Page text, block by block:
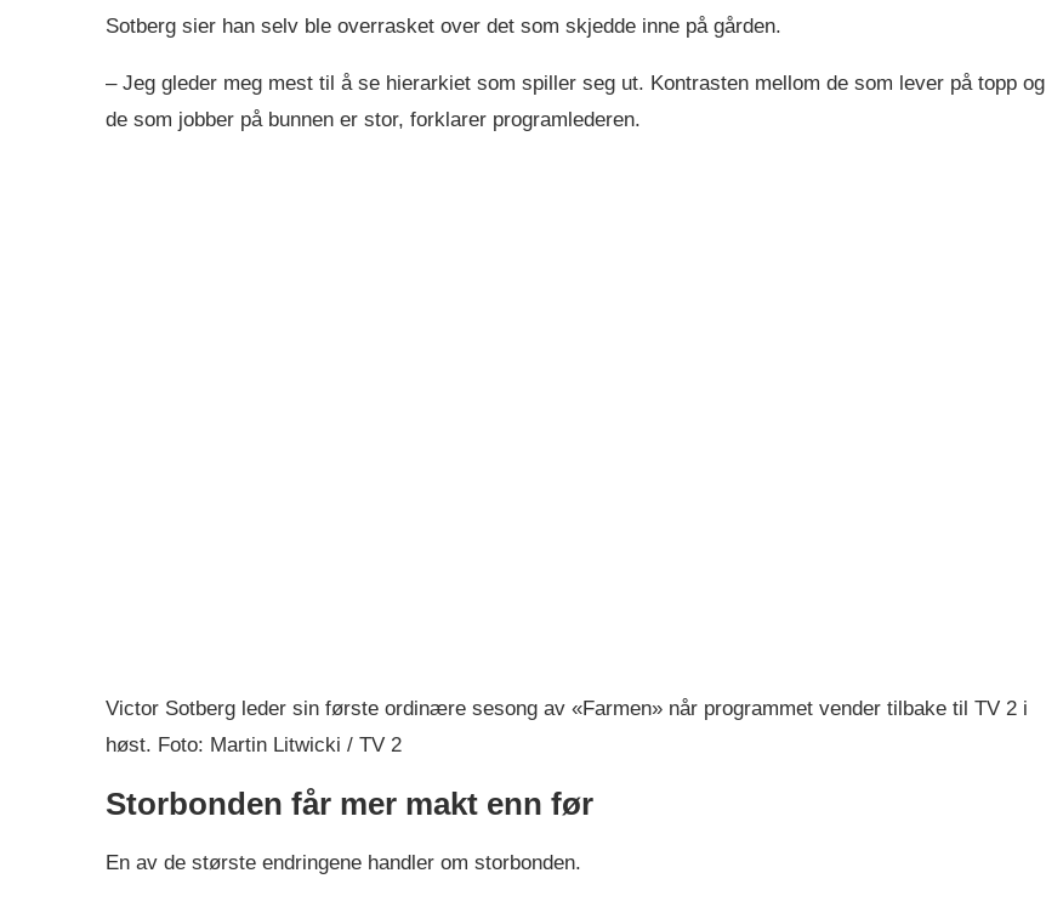
Sotberg sier han selv ble overrasket over det som skjedde inne på gården.
– Jeg gleder meg mest til å se hierarkiet som spiller seg ut. Kontrasten mellom de som lever på topp og
de som jobber på bunnen er stor, forklarer programlederen.
Victor Sotberg leder sin første ordinære sesong av «Farmen» når programmet vender tilbake til TV 2 i
høst. Foto: Martin Litwicki / TV 2
Storbonden får mer makt enn før
En av de største endringene handler om storbonden.